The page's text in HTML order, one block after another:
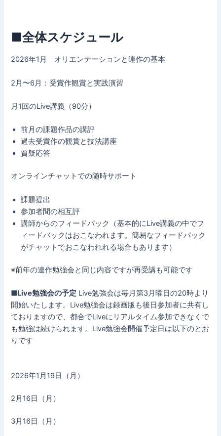
■全体スケジュール
2026年1月 オリエンテーションと連作の基本
2月〜6月：受賞作観賞と実践演習
月1回のLive講義（90分）
前月の課題作品の講評
過去受賞作の観賞と技法講座
質疑応答
オンラインチャットでの随時サポート
課題提出
参加者間の相互評
講師からのフィードバック（基本的にLive講義の中でフ
ィードバックはおこなわれます。簡易なフィードバック
がチャットでおこなわれれる場合もあります）
※前年の連作勉強会と同じ内容ですが再受講も可能です
■Live勉強会の予定 Live勉強会は毎月第3月曜日の20時より
開始いたします。Live勉強会は録画版も後日参加者に共有し
ておりますので、都合でLiveにリアルタイム参加できなくで
も勉強は続けられます。Live勉強会開催予定日は以下のとお
りです
2026年1月19日（月）
2月16日（月）
3月16日（月）